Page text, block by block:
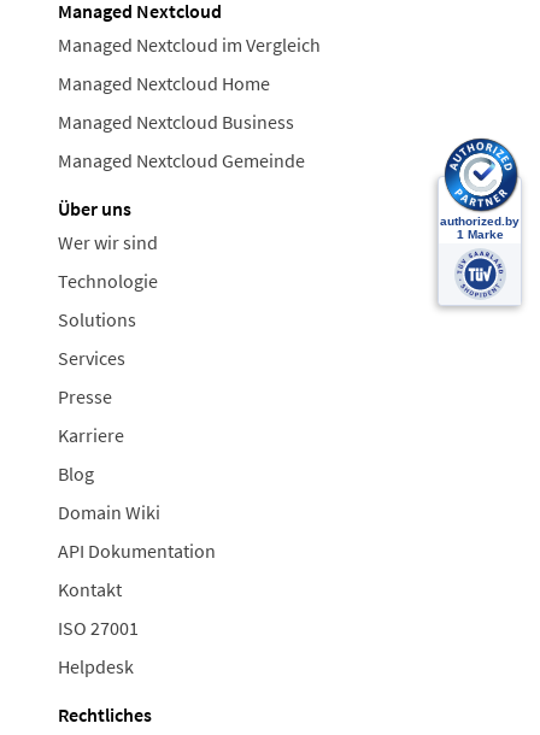
Managed Nextcloud
Managed Nextcloud im Vergleich
Managed Nextcloud Home
Managed Nextcloud Business
Managed Nextcloud Gemeinde
Über uns
Wer wir sind
Technologie
Solutions
Services
Presse
Karriere
Blog
Domain Wiki
API Dokumentation
Kontakt
ISO 27001
Helpdesk
Rechtliches